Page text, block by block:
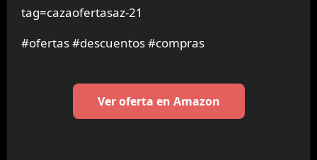
tag=cazaofertasaz-21
#ofertas #descuentos #compras
Ver oferta en Amazon